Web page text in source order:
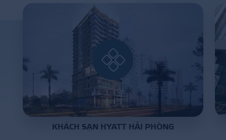
NEWS - EVENTS
KHÁCH SẠN HYATT HẢI PHÒNG